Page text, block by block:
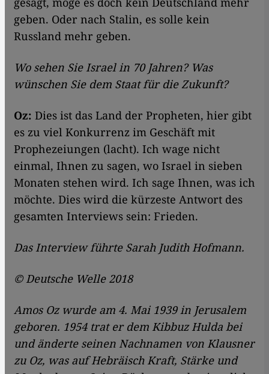
geben. Oder nach Stalin, es solle kein
Russland mehr geben.
Wo sehen Sie Israel in 70 Jahren? Was
wünschen Sie dem Staat für die Zukunft?
Oz: Dies ist das Land der Propheten, hier gibt
es zu viel Konkurrenz im Geschäft mit
Prophezeiungen (lacht). Ich wage nicht
einmal, Ihnen zu sagen, wo Israel in sieben
Monaten stehen wird. Ich sage Ihnen, was ich
möchte. Dies wird die kürzeste Antwort des
gesamten Interviews sein: Frieden.
Das Interview führte Sarah Judith Hofmann.
© Deutsche Welle 2018
Amos Oz wurde am 4. Mai 1939 in Jerusalem
geboren. 1954 trat er dem Kibbuz Hulda bei
und änderte seinen Nachnamen von Klausner
zu Oz, was auf Hebräisch Kraft, Stärke und